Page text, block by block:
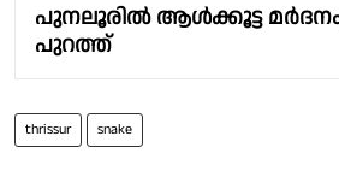
പുനലൂരിൽ ആൾക്കൂട്ട
പുറത്ത്
thrissur snake